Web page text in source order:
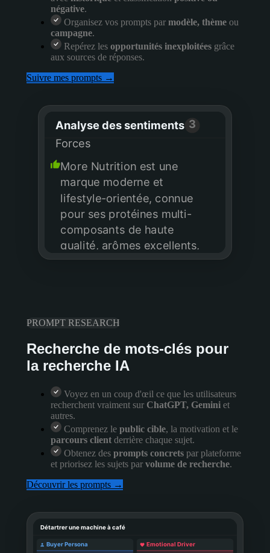
négative.
Organisez vos prompts par modèle, thème ou
campagne.
Repérez les opportunités inexploitées grâce
aux sources de réponses.
Suivre mes prompts →
Analyse des sentiments 3
Forces
More Nutrition est une
marque moderne et
lifestyle-orientée, connue
pour ses protéines multi-
composants de haute
qualité, arômes excellents,
faibles en sucre et forte
PROMPT RESEARCH
Recherche de mots-clés pour
la recherche IA
Voyez en un coup d'œil ce que les utilisateurs
recherchent vraiment sur ChatGPT, Gemini et
autres.
Comprenez le public cible, la motivation et le
parcours client derrière chaque sujet.
Obtenez des prompts concrets par plateforme
et priorisez les sujets par volume de recherche.
Découvrir les prompts →
Détartrer une machine à café
Buyer Persona
Emotional Driver